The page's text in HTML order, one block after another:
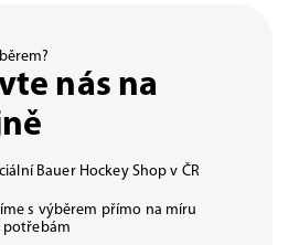
nás na
Bauer Hockey Shop v ČR
s výběrem přímo na míru
potřebám